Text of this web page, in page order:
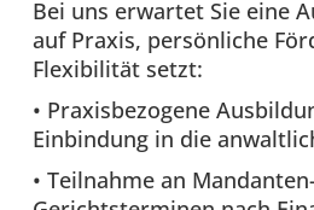
Bei uns erwartet Sie eine
auf Praxis, persönliche
Flexibilität setzt:
• Praxisbezogene
Einbindung in die
• Teilnahme an